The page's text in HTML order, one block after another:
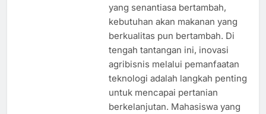
yang senantiasa bertambah,
kebutuhan akan makanan yang
berkualitas pun bertambah. Di
tengah tantangan ini, inovasi
agribisnis melalui pemanfaatan
teknologi adalah langkah penting
untuk mencapai pertanian
berkelanjutan. Mahasiswa yang